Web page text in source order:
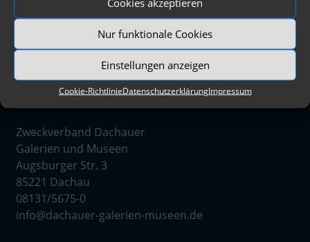
Nur funktionale Cookies
Einstellungen anzeigen
Cookie-RichtlinieDatenschutzerklärungImpressum
*
Die Auswahl mindestens eines Bereiches
ist Pflicht.
Zweckverband Dachauer
Galerien und Museen
Augsburger Str. 3
85221 Dachau
08131/5675-0
info@dachauer-galerien-museen.de